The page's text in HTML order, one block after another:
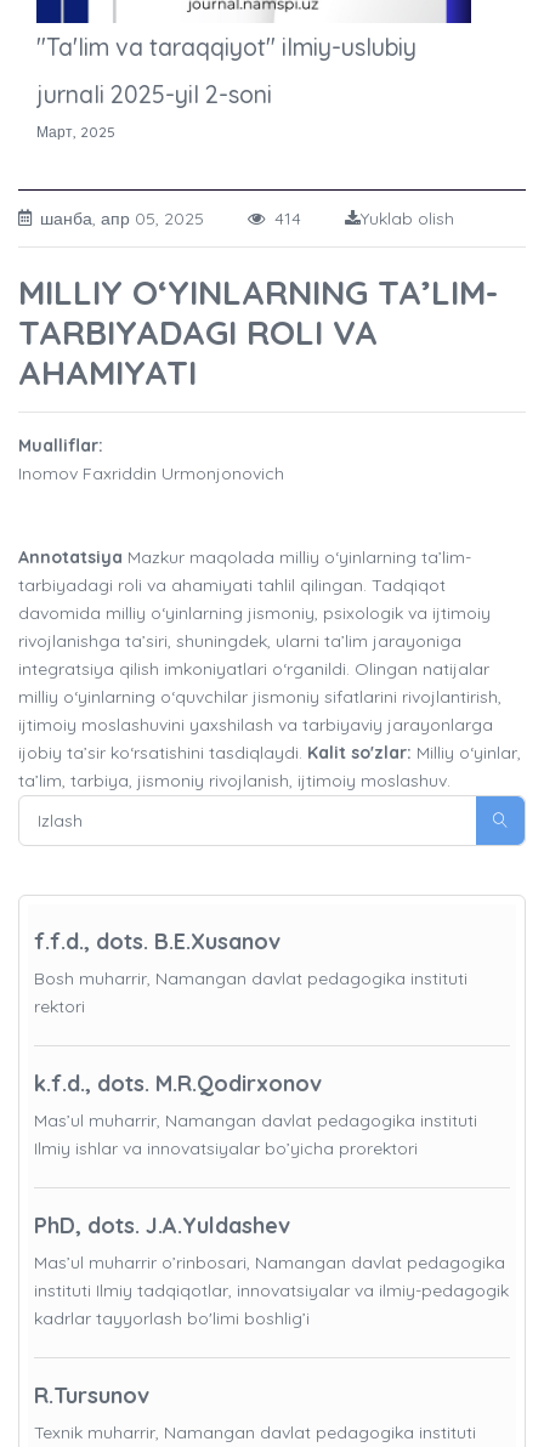
"Ta'lim va taraqqiyot" ilmiy-uslubiy
jurnali 2025-yil 2-soni
Март, 2025
шанба, апр 05, 2025 414 Yuklab olish
MILLIY O‘YINLARNING TA’LIM-
TARBIYADAGI ROLI VA
AHAMIYATI
Mualliflar:
Inomov Faxriddin Urmonjonovich
Annotatsiya Mazkur maqolada milliy o‘yinlarning ta’lim-
tarbiyadagi roli va ahamiyati tahlil qilingan. Tadqiqot
davomida milliy o‘yinlarning jismoniy, psixologik va ijtimoiy
rivojlanishga ta’siri, shuningdek, ularni ta’lim jarayoniga
integratsiya qilish imkoniyatlari o‘rganildi. Olingan natijalar
milliy o‘yinlarning o‘quvchilar jismoniy sifatlarini rivojlantirish,
ijtimoiy moslashuvini yaxshilash va tarbiyaviy jarayonlarga
ijobiy ta’sir ko‘rsatishini tasdiqlaydi. Kalit so'zlar: Milliy o‘yinlar,
ta’lim, tarbiya, jismoniy rivojlanish, ijtimoiy moslashuv.
f.f.d., dots. B.E.Xusanov
Bosh muharrir, Namangan davlat pedagogika instituti
rektori
k.f.d., dots. M.R.Qodirxonov
Mas’ul muharrir, Namangan davlat pedagogika instituti
Ilmiy ishlar va innovatsiyalar bo’yicha prorektori
PhD, dots. J.A.Yuldashev
Mas’ul muharrir o’rinbosari, Namangan davlat pedagogika
instituti Ilmiy tadqiqotlar, innovatsiyalar va ilmiy-pedagogik
kadrlar tayyorlash bo'limi boshlig’i
R.Tursunov
Texnik muharrir, Namangan davlat pedagogika instituti